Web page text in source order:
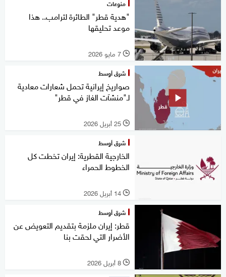
منوعات
"هدية قطر" الطائرة لترامب.. هذا
موعد تحليقها
l 7 مايو 2026
شرق أوسط
صواريخ إيرانية تحمل شعارات معادية
لـ"منشآت الغاز في قطر"
l 25 أبريل 2026
شرق أوسط
الخارجية القطرية: إيران تخطت كل
الخطوط الحمراء
l 14 أبريل 2026
شرق أوسط
قطر: إيران ملزمة بتقديم التعويض عن
الأضرار التي لحقت بنا
l 8 أبريل 2026